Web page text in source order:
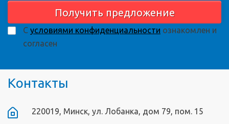
Получить предложение
С условиями конфиденциальности ознакомлен и
согласен
Контакты
220019, Минск, ул. Лобанка, дом 79, пом. 15